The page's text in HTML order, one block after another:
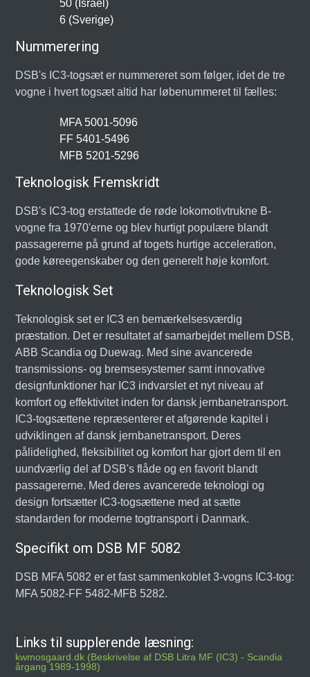
50 (Israel)
6 (Sverige)
Nummerering
DSB's IC3-togsæt er nummereret som følger, idet de tre
vogne i hvert togsæt altid har løbenummeret til fælles:
MFA 5001-5096
FF 5401-5496
MFB 5201-5296
Teknologisk Fremskridt
DSB's IC3-tog erstattede de røde lokomotivtrukne B-
vogne fra 1970'erne og blev hurtigt populære blandt
passagererne på grund af togets hurtige acceleration,
gode køreegenskaber og den generelt høje komfort.
Teknologisk Set
Teknologisk set er IC3 en bemærkelsesværdig
præstation. Det er resultatet af samarbejdet mellem DSB,
ABB Scandia og Duewag. Med sine avancerede
transmissions- og bremsesystemer samt innovative
designfunktioner har IC3 indvarslet et nyt niveau af
komfort og effektivitet inden for dansk jernbanetransport.
IC3-togsættene repræsenterer et afgørende kapitel i
udviklingen af dansk jernbanetransport. Deres
pålidelighed, fleksibilitet og komfort har gjort dem til en
uundværlig del af DSB's flåde og en favorit blandt
passagererne. Med deres avancerede teknologi og
design fortsætter IC3-togsættene med at sætte
standarden for moderne togtransport i Danmark.
Specifikt om DSB MF 5082
DSB MFA 5082 er et fast sammenkoblet 3-vogns IC3-tog:
MFA 5082-FF 5482-MFB 5282.
Links til supplerende læsning:
kwmosgaard.dk (Beskrivelse af DSB Litra MF (IC3) - Scandia
årgang 1989-1998)